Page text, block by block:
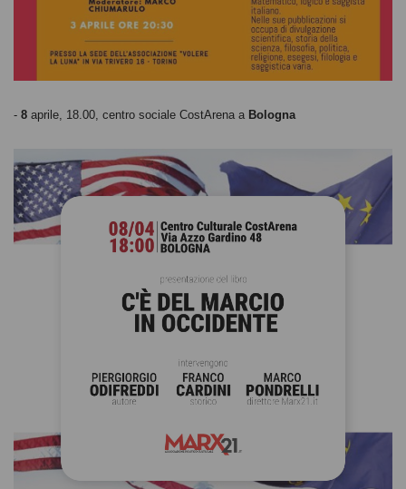
- 8 aprile, 18.00, centro sociale CostArena a Bologna